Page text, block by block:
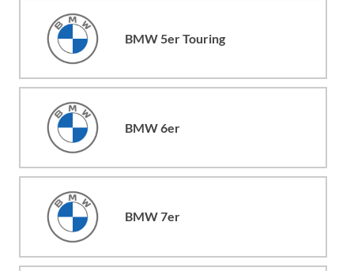
BMW 5er Touring
BMW 6er
BMW 7er